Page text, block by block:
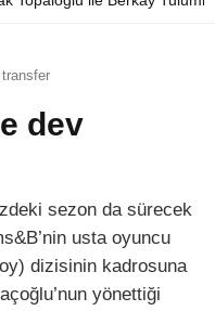
dev
sezon da sürecek
usta oyuncu
dizisinin kadrosuna
yönettiği